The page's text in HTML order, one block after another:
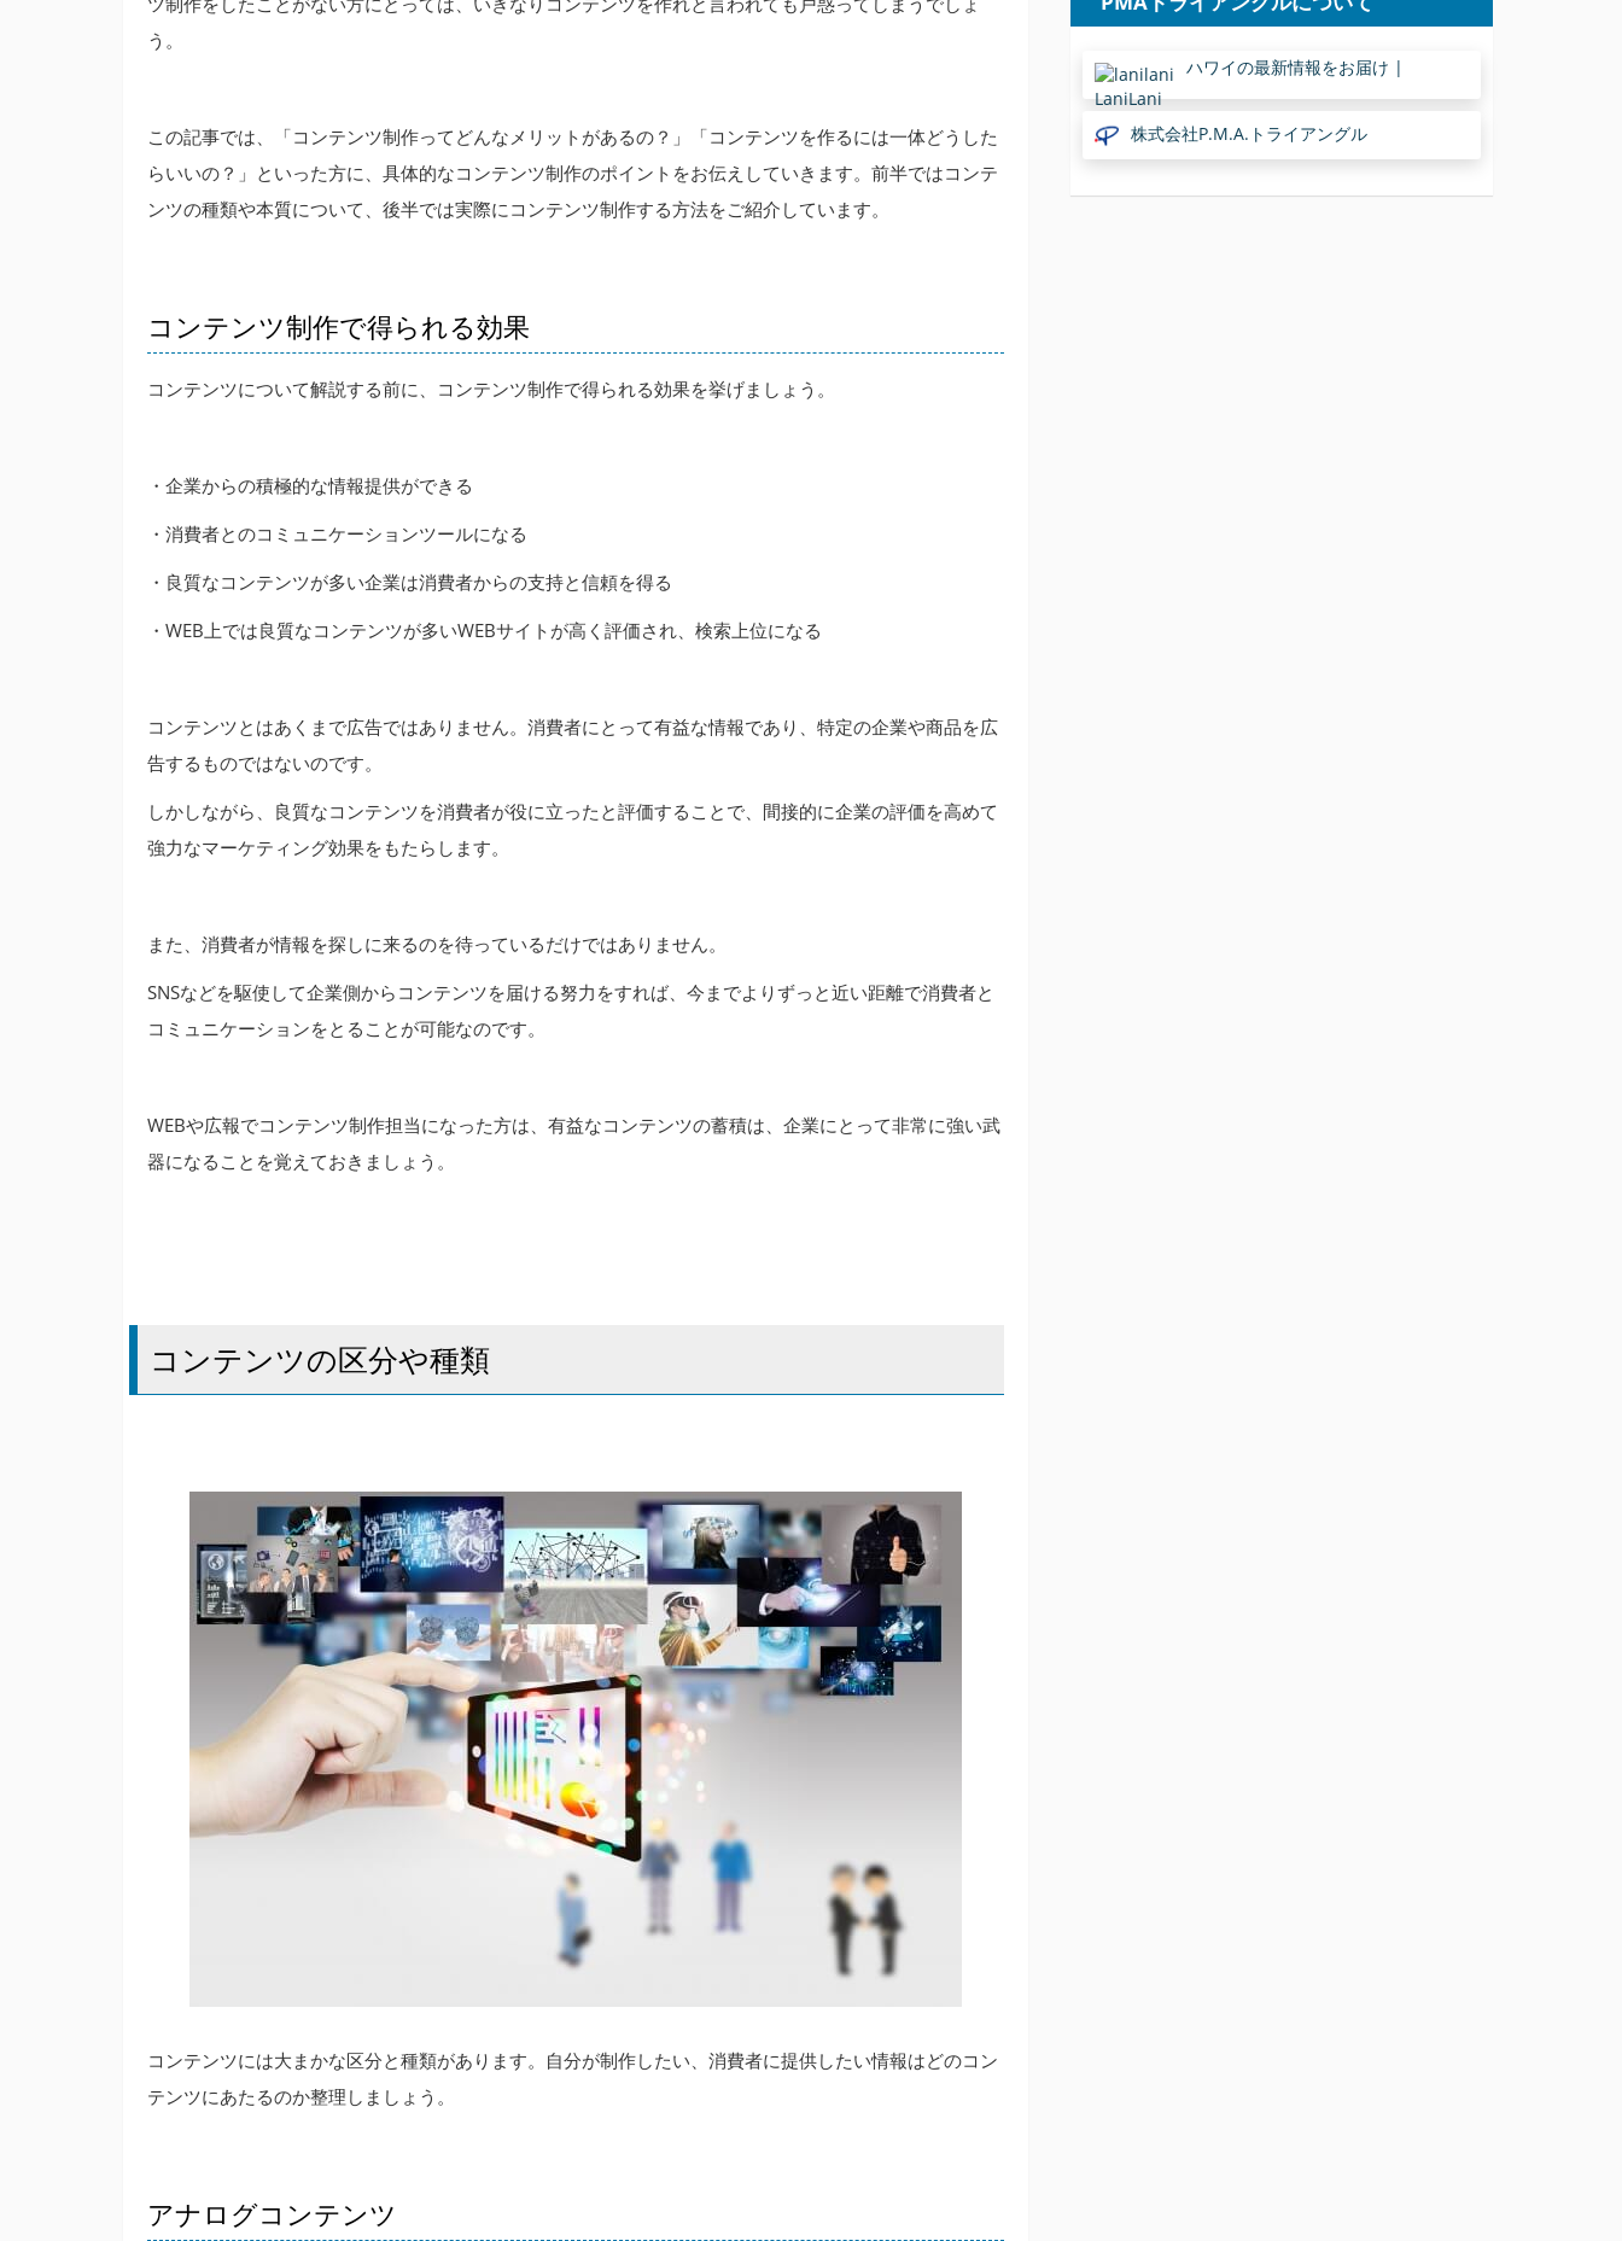
う。
この記事では、「コンテンツ制作ってどんなメリットがあるの？」「コンテンツを作るには一体どうした
らいいの？」といった方に、具体的なコンテンツ制作のポイントをお伝えしていきます。前半ではコンテ
ンツの種類や本質について、後半では実際にコンテンツ制作する方法をご紹介しています。
コンテンツ制作で得られる効果
コンテンツについて解説する前に、コンテンツ制作で得られる効果を挙げましょう。
・企業からの積極的な情報提供ができる
・消費者とのコミュニケーションツールになる
・良質なコンテンツが多い企業は消費者からの支持と信頼を得る
・WEB上では良質なコンテンツが多いWEBサイトが高く評価され、検索上位になる
コンテンツとはあくまで広告ではありません。消費者にとって有益な情報であり、特定の企業や商品を広
告するものではないのです。
しかしながら、良質なコンテンツを消費者が役に立ったと評価することで、間接的に企業の評価を高めて
強力なマーケティング効果をもたらします。
また、消費者が情報を探しに来るのを待っているだけではありません。
SNSなどを駆使して企業側からコンテンツを届ける努力をすれば、今までよりずっと近い距離で消費者と
コミュニケーションをとることが可能なのです。
WEBや広報でコンテンツ制作担当になった方は、有益なコンテンツの蓄積は、企業にとって非常に強い武
器になることを覚えておきましょう。
コンテンツの区分や種類
コンテンツには大まかな区分と種類があります。自分が制作したい、消費者に提供したい情報はどのコン
テンツにあたるのか整理しましょう。
アナログコンテンツ
ハワイの最新情報をお届け |
LaniLani
株式会社P.M.A.トライアングル